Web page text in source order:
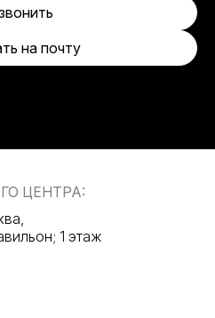
на почту
ЦЕНТРА:
1 этаж